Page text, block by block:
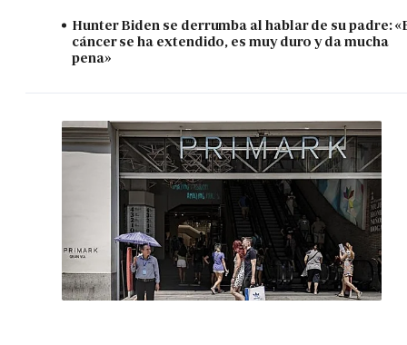
Hunter Biden se derrumba al hablar de su padre:
cáncer se ha extendido, es muy duro y da mucha
pena»